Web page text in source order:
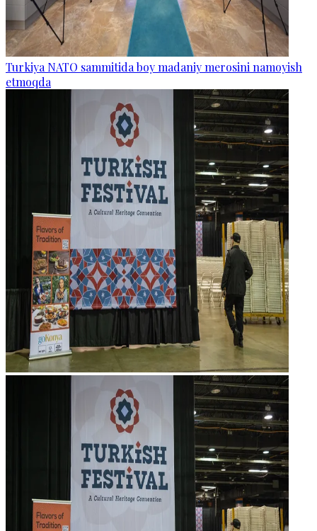
Turkiya NATO sammitida boy madaniy merosini namoyish
etmoqda